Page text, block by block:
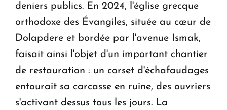
deniers publics. En 2024, l'église grecque
orthodoxe des Évangiles, située au cœur de
Dolapdere et bordée par l'avenue Ismak,
faisait ainsi l'objet d'un important chantier
de restauration : un corset d'échafaudages
entourait sa carcasse en ruine, des ouvriers
s'activant dessus tous les jours. La